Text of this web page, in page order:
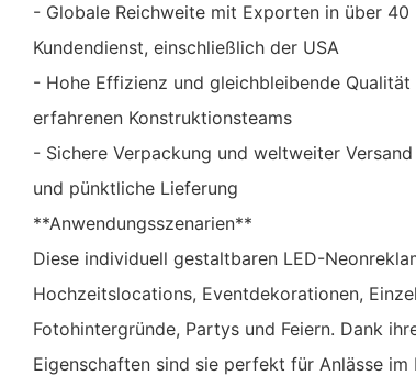
- Globale Reichweite mit Exporten in über
Kundendienst, einschließlich der USA
- Hohe Effizienz und gleichbleibende
erfahrenen Konstruktionsteams
- Sichere Verpackung und weltweiter
und pünktliche Lieferung
**Anwendungsszenarien**
Diese individuell gestaltbaren LED-
Hochzeitslocations, Eventdekorationen,
Fotohintergründe, Partys und Feiern. Dank
Eigenschaften sind sie perfekt für Anlässe